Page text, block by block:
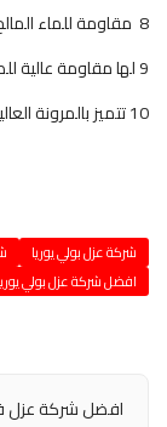
8 مقاومة للماء المالح
9 لها مقاومة عالية للصدمات ومقاومة الخدش والمواد الكاوية
10 تتميز بالمرونة العالية والقوة الهيكلية واستطالة عالية عند الكسر و الشد
شركة عزل بولي يوريا
افضل شركة عزل بولي
افضل شركة عزل فوم